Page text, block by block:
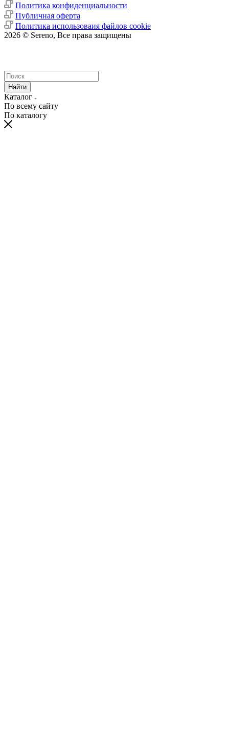
Политика конфиденциальности
Публичная оферта
Политика использоваия файлов cookie
2026 © Sereno, Все права защищены
Найти
Каталог
По всему сайту
По каталогу